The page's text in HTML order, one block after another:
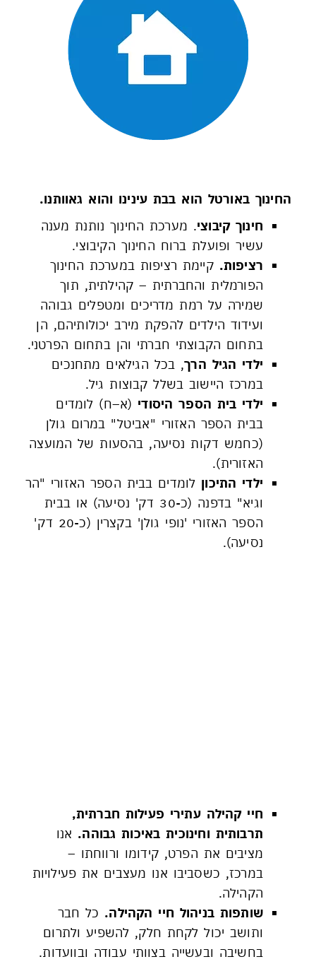
החינוך באורטל הוא בבת עינינו והוא גאוותנו.
חינוך קיבוצי. מערכת החינוך נותנת מענה
עשיר ופועלת ברוח החינוך הקיבוצי.
רציפות.קיימת רציפות במערכת החינוך
הפורמלית והחברתית – קהילתית, תוך
שמירה על רמת מדריכים ומטפלים גבוהה
ועידוד הילדים להפקת מירב יכולותיהם, הן
בתחום הקבוצתי חברתי והן בתחום הפרטני.
ילדי הגיל הרך, בכל הגילאים מתחנכים
במרכז היישוב בשלל קבוצות גיל.
ילדי בית הספר היסודי (א–ח) לומדים
בבית הספר האזורי "אביטל" במרום גולן
(כחמש דקות נסיעה, בהסעות של המועצה
האזורית).
ילדי התיכון לומדים בבית הספר האזורי "הר
וגיא" בדפנה (כ-30 דק' נסיעה) או בבית
הספר האזורי 'נופי גולן' בקצרין (כ-20 דק'
נסיעה).
חיי קהילה עתירי פעילות חברתית,
תרבותית וחינוכית באיכות גבוהה. אנו
מציבים את הפרט, קידומו ורווחתו –
במרכז, כשסביבו אנו מעצבים את פעילויות
הקהילה.
שותפות בניהול חיי הקהילה. כל חבר
ותושב יכול לקחת חלק, להשפיע ולתרום
בחשיבה ובעשייה בצוותי עבודה ובוועדות.